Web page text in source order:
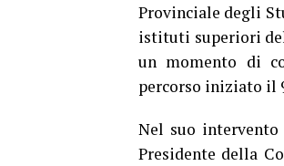
Provinciale degli
istituti superiori
un momento di
percorso iniziato il
Nel suo
Presidente della